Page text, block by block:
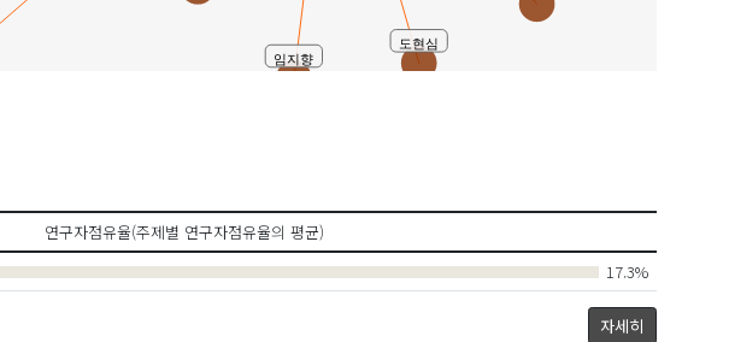
도현심
임지향
연구자점유율(주제별 연구자점유율의 평균)
17.3%
자세히